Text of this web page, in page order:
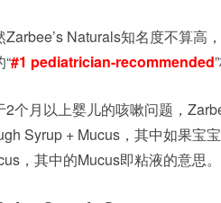
Zarbee’s Naturals知名度不算高
“#1 pediatrician-recommended
2个月以上婴儿的咳嗽问题，
Syrup + Mucus，其中如果宝
，其中的Mucus即粘液的意思。